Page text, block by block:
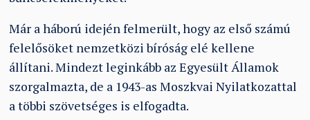
Már a háború idején felmerült, hogy az első számú
felelősöket nemzetközi bíróság elé kellene
állítani. Mindezt leginkább az Egyesült Államok
szorgalmazta, de a 1943-as Moszkvai Nyilatkozattal
a többi szövetséges is elfogadta.